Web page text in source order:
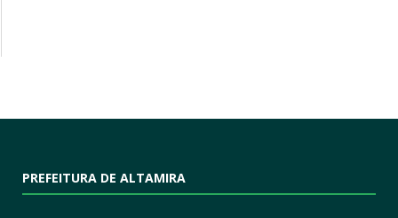
PREFEITURA DE ALTAMIRA